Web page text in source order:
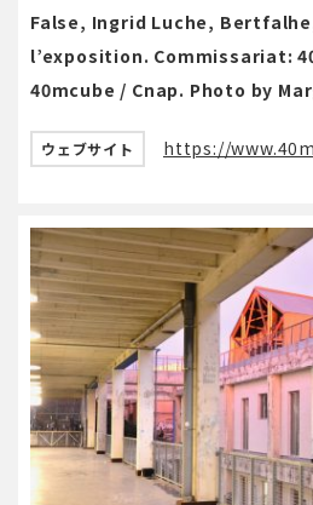
False, Ingrid Luche,
l’exposition. Commissariat:
40mcube / Cnap. Photo by
ウェブサイト https://